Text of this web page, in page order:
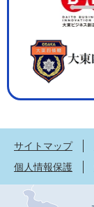
サイトマップ
個人情報保護